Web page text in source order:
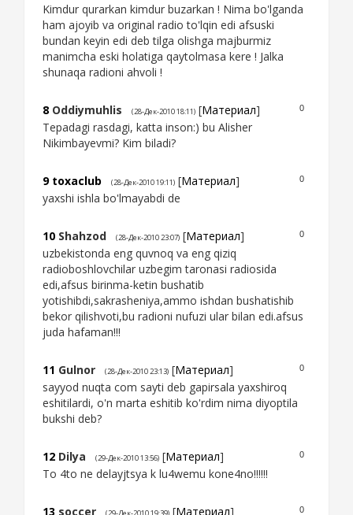
Kimdur qurarkan kimdur buzarkan ! Nima bo'lganda
ham ajoyib va original radio to'lqin edi afsuski
bundan keyin edi deb tilga olishga majburmiz
manimcha eski holatiga qaytolmasa kere ! Jalka
shunaqa radioni ahvoli !
0
8 Oddiymuhlis (28-Дек-2010 18:11) [Материал]
Tepadagi rasdagi, katta inson:) bu Alisher
Nikimbayevmi? Kim biladi?
0
9 toxaclub (28-Дек-2010 19:11) [Материал]
yaxshi ishla bo'lmayabdi de
0
10 Shahzod (28-Дек-2010 23:07) [Материал]
uzbekistonda eng quvnoq va eng qiziq
radioboshlovchilar uzbegim taronasi radiosida
edi,afsus birinma-ketin bushatib
yotishibdi,sakrasheniya,ammo ishdan bushatishib
bekor qilishvoti,bu radioni nufuzi ular bilan edi.afsus
juda hafaman!!!
0
11 Gulnor (28-Дек-2010 23:13) [Материал]
sayyod nuqta com sayti deb gapirsala yaxshiroq
eshitilardi, o'n marta eshitib ko'rdim nima diyoptila
bukshi deb?
0
12 Dilya (29-Дек-2010 13:56) [Материал]
To 4to ne delayjtsya k lu4wemu kone4no!!!!!!
0
13 soccer (29-Дек-2010 19:39) [Материал]